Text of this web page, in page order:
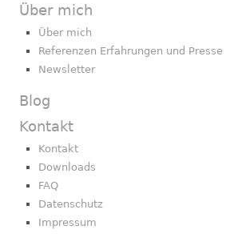
Über mich
Über mich
Referenzen Erfahrungen und Presse
Newsletter
Blog
Kontakt
Kontakt
Downloads
FAQ
Datenschutz
Impressum